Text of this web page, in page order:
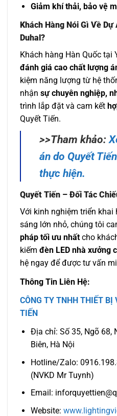
Giảm khí thải, bảo vệ
Khách Hàng Nói Gì Về
Duhal?
Khách hàng Hàn Quốc tại
đánh giá cao chất lượng
kiệm năng lượng từ hệ
nhận sự chuyên nghiệp,
trình lắp đặt và cam kết
Quyết Tiến.
>>Tham khảo:
án do Quyết
thực hiện.
Quyết Tiến – Đối Tác
Với kinh nghiệm triển khai
sáng lớn nhỏ, chúng tôi
pháp tối ưu nhất cho
kiếm đèn LED nhà xưởng
hệ ngay để được tư vấn
Thông Tin Liên Hệ:
CÔNG TY TNHH THIẾT BỊ
TIẾN
Địa chỉ: Số 35, Ngõ 68,
Biên, Hà Nội
Hotline/Zalo:
(NVKD Mr Tuynh)
Email:
Website: